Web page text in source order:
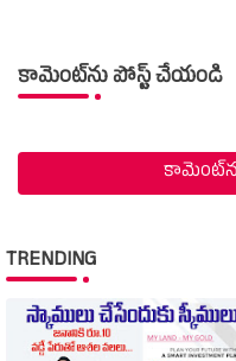
కామెంట్‌ను పోస్ట్ చేయండి
TRENDING